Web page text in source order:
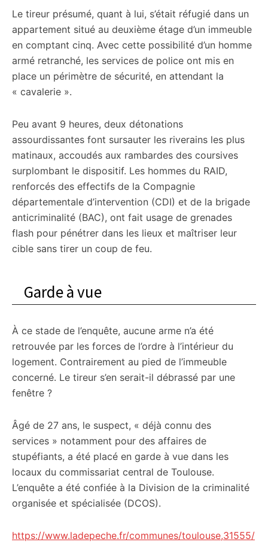
Le tireur présumé, quant à lui, s’était réfugié dans un
appartement situé au deuxième étage d’un immeuble
en comptant cinq. Avec cette possibilité d’un homme
armé retranché, les services de police ont mis en
place un périmètre de sécurité, en attendant la
« cavalerie ».
Peu avant 9 heures, deux détonations
assourdissantes font sursauter les riverains les plus
matinaux, accoudés aux rambardes des coursives
surplombant le dispositif. Les hommes du RAID,
renforcés des effectifs de la Compagnie
départementale d’intervention (CDI) et de la brigade
anticriminalité (BAC), ont fait usage de grenades
flash pour pénétrer dans les lieux et maîtriser leur
cible sans tirer un coup de feu.
Garde à vue
À ce stade de l’enquête, aucune arme n’a été
retrouvée par les forces de l’ordre à l’intérieur du
logement. Contrairement au pied de l’immeuble
concerné. Le tireur s’en serait-il débrassé par une
fenêtre ?
Âgé de 27 ans, le suspect, « déjà connu des
services » notamment pour des affaires de
stupéfiants, a été placé en garde à vue dans les
locaux du commissariat central de Toulouse.
L’enquête a été confiée à la Division de la criminalité
organisée et spécialisée (DCOS).
https://www.ladepeche.fr/communes/toulouse,31555/